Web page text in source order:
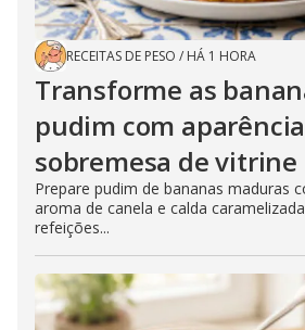
RECEITAS DE PESO / HÁ 1 HORA
Transforme as
pudim com
sobremesa de vitrine
Prepare pudim de bananas maduras
aroma de canela e calda
refeições...